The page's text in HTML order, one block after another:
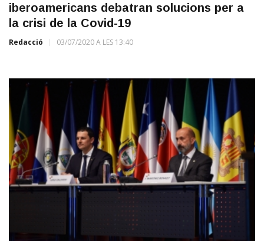
iberoamericans debatran solucions per a
la crisi de la Covid-19
Redacció 03/07/2020 A LES 13:40